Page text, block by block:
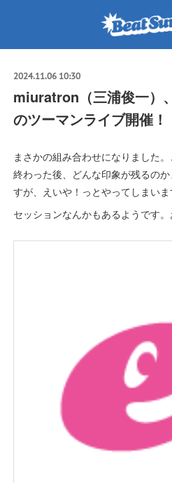
2024.11.06 10:30
miuratron（三浦俊一）
のツーマンライブ開催！
まさかの組み合わせになりました
終わった後、どんな印象が残るの
すが、えいや！っとやってしまいま
セッションなんかもあるようです。